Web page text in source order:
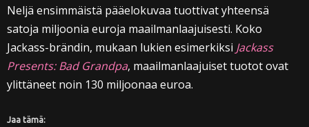
Neljä ensimmäistä pääelokuvaa tuottivat yhteensä
satoja miljoonia euroja maailmanlaajuisesti. Koko
Jackass-brändin, mukaan lukien esimerkiksi Jackass
Presents: Bad Grandpa, maailmanlaajuiset tuotot ovat
ylittäneet noin 130 miljoonaa euroa.
Jaa tämä: